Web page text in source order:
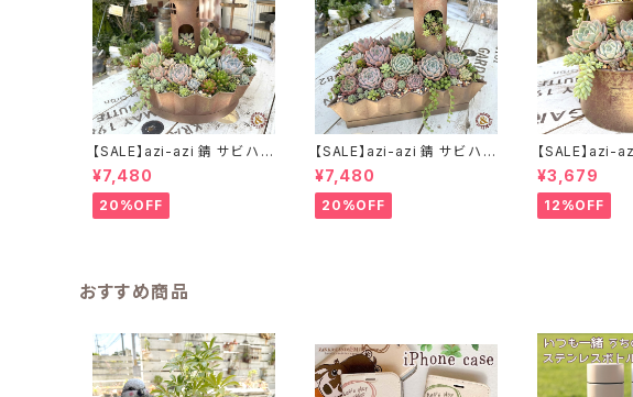
【SALE】azi-azi 錆 サビ ハウ
スプランター ラウンド 訳あり
特価 送料無料
¥7,480
20%OFF
【SALE】azi-azi 錆 サビ ハウ
スプランター スクエア 訳あり
特価 送料無料
¥7,480
20%OFF
【SALE】azi-
シャビー プラン
¥3,679
12%OFF
おすすめ商品